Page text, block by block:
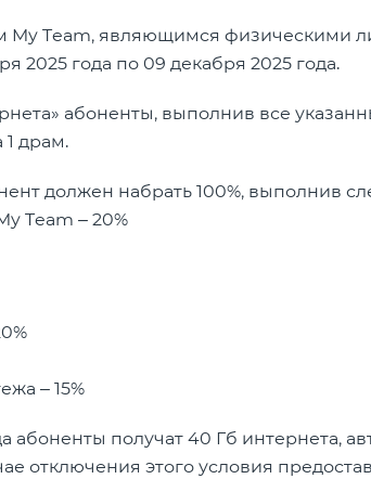
My Team, являющимся физическими
2025 года по 09 декабря 2025 года.
абоненты, выполнив все
1 драм.
должен набрать 100%, выполнив
Team – 20%
– 15%
абоненты получат 40 Гб интернета,
отключения этого условия